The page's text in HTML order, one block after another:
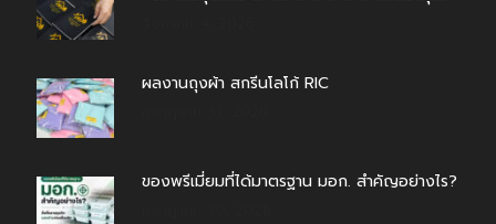
ผลงานถุงผ้า สกรีนโลโก้ RIC
ของพรีเมี่ยมที่ได้มาตรฐาน มอก. สำคัญอย่างไร?